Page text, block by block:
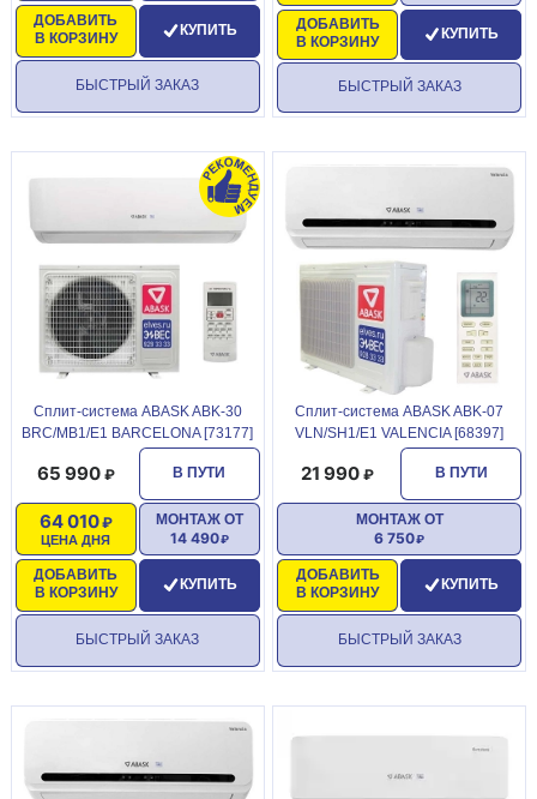
ДОБАВИТЬ
В КОРЗИНУ
КУПИТЬ
БЫСТРЫЙ ЗАКАЗ
ДОБАВИТЬ
В КОРЗИНУ
КУПИТЬ
БЫСТРЫЙ ЗАКАЗ
Сплит-система ABASK ABK-30
BRC/MB1/E1 BARCELONA [73177]
В ПУТИ
65 990
ЦЕНА ДНЯ
64 010
ДОБАВИТЬ
В КОРЗИНУ
МОНТАЖ ОТ
14 490
КУПИТЬ
БЫСТРЫЙ ЗАКАЗ
Сплит-система ABASK ABK-07
VLN/SH1/E1 VALENCIA [68397]
В ПУТИ
21 990
ДОБАВИТЬ
В КОРЗИНУ
МОНТАЖ ОТ
6 750
КУПИТЬ
БЫСТРЫЙ ЗАКАЗ